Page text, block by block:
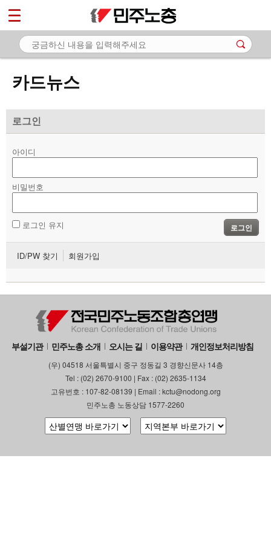
카드뉴스
로그인
아이디
비밀번호
로그인 유지 로그인
ID/PW 찾기 회원가입
부설기관 민주노총 소개 오시는 길 이용약관 개인정보처리방침
(우) 04518 서울특별시 중구 정동길 3 경향신문사 14층
Tel : (02) 2670-9100 | Fax : (02) 2635-1134
고유번호 : 107-82-08139 | Email : kctu@nodong.org
민주노총 노동상담 1577-2260
마이페이지
소개
노동상담
자료
- 미디어자료
- 카드뉴스
부설기관